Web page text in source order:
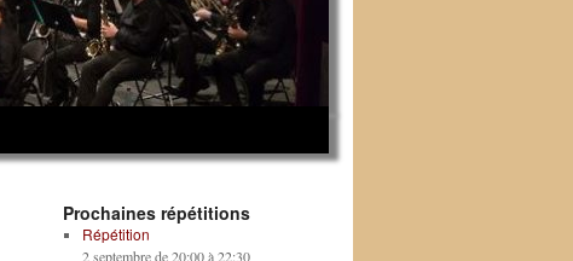
Prochaines répétitions
Répétition
2 septembre de 20:00à22:30